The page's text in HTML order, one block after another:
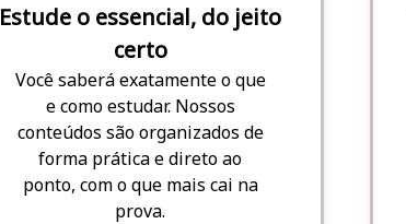
Estude o essencial, do jeito
certo
Você saberá exatamente o que
e como estudar. Nossos
conteúdos são organizados de
forma prática e direto ao
ponto, com o que mais cai na
prova.